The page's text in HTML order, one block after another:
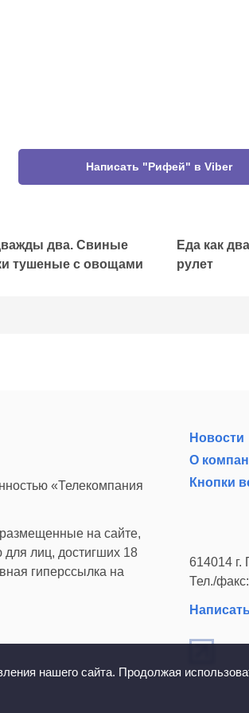
Написать "Рифей" в Viber
нашего сайта. Продолжая
два. Свиные
тушеные с овощами
Еда как
рулет
«Телекомпания
на сайте,
лиц, достигших 18
гиперссылка на
Новости
О
Кнопки
614014 г.
Тел./